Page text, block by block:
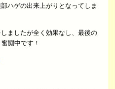
ハゲの出来上がりとなってしま
ましたが全く効果なし、最後の
闘中です！